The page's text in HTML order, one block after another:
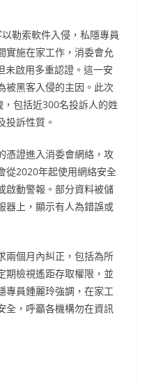
勒索軟件入侵，私隱專員
實施在家工作，消委會允
未啟用多重認證。這一安
被黑客入侵的主因。此次
包括近300名投訴人的姓
投訴性質。
憑證進入消委會網絡，攻
從2020年起使用網絡安全
啟動警報。部分資料被儲
器上，顯示有人為錯誤或
兩個月內糾正，包括為所
期檢視遙距存取權限，並
專員鍾麗玲強調，在家工
全，呼籲各機構勿在資訊